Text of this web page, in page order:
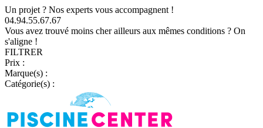
Un projet ? Nos experts vous accompagnent !
04.94.55.67.67
Vous avez trouvé moins cher ailleurs aux mêmes conditions ? On
s'aligne !
FILTRER
Prix :
Marque(s) :
Catégorie(s) :